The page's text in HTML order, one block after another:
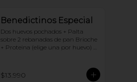
Benedictinos Especial
Dos huevos pochados + Palta
sobre 2 rebanadas de pan Brioche
+ Proteina (elige una por huevo) +
$13.990